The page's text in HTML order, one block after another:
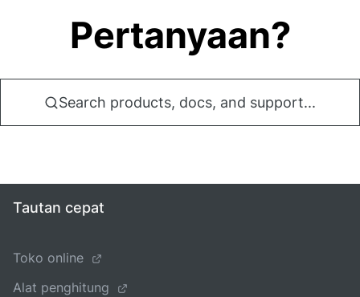
Pertanyaan?
Search products, docs, and support...
Tautan cepat
Toko online
Alat penghitung